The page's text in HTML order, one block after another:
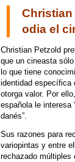
Christian
odia el
Christian Petzold
que un cineasta
lo que tiene
identidad específica
otorga valor. Por
española le interesa
danés”.
Sus razones para
variopintas y entre
rechazado múltiples